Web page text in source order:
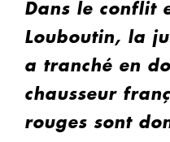
Dans le conflit
Louboutin, la
a tranché en
chausseur
rouges sont